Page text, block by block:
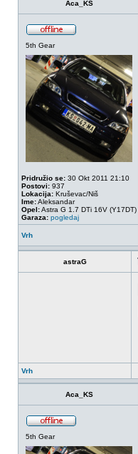
Aca_KS
5th Gear
Pridružio se: 30 Okt 2011 21:10
Postovi: 937
Lokacija: Kruševac/Niš
Ime:Aleksandar
Opel:Astra G 1.7 DTi 16V (Y17DT)
Garaza: pogledaj
Vrh
astraG
Vrh
Aca_KS
5th Gear